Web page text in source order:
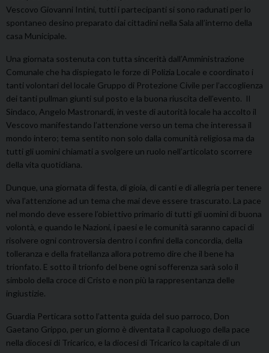
Vescovo Giovanni Intini, tutti i partecipanti si sono radunati per lo
spontaneo desino preparato dai cittadini nella Sala all’interno della
casa Municipale.
Una giornata sostenuta con tutta sincerità dall’Amministrazione
Comunale che ha dispiegato le forze di Polizia Locale e coordinato i
tanti volontari del locale Gruppo di Protezione Civile per l’accoglienza
dei tanti pullman giunti sul posto e la buona riuscita dell’evento. Il
Sindaco, Angelo Mastronardi, in veste di autorità locale ha accolto il
Vescovo manifestando l’attenzione verso un tema che interessa il
mondo intero; tema sentito non solo dalla comunità religiosa ma da
tutti gli uomini chiamati a svolgere un ruolo nell’articolato scorrere
della vita quotidiana.
Dunque, una giornata di festa, di gioia, di canti e di allegria per tenere
viva l’attenzione ad un tema che mai deve essere trascurato. La pace
nel mondo deve essere l’obiettivo primario di tutti gli uomini di buona
volontà, e quando le Nazioni, i paesi e le comunità saranno capaci di
risolvere ogni controversia dentro i confini della concordia, della
tolleranza e della fratellanza allora potremo dire che il bene ha
trionfato. E sotto il trionfo del bene ogni sofferenza sarà solo il
simbolo della croce di Cristo e non più la rappresentanza delle
ingiustizie.
Guardia Perticara sotto l’attenta guida del suo parroco, Don
Gaetano Grippo, per un giorno è diventata il capoluogo della pace
nella diocesi di Tricarico, e la diocesi di Tricarico la capitale di un